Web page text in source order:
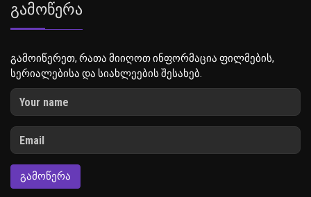
Გამოწერა
გამოიწერეთ, რათა მიიღოთ ინფორმაცია ფილმების,
სერიალებისა და სიახლეების შესახებ.
ᲒᲐᲛᲝᲬᲔᲠᲐ